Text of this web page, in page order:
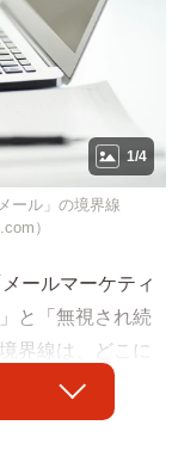
1/4
ール」の境界線
）
ールマーケティ
と「無視され続
界線は、どこに
都渋谷区）が提
楽メールマーケ